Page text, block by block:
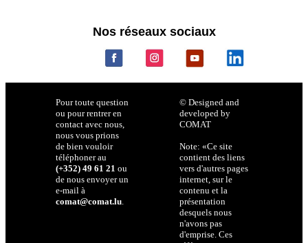
Nos réseaux sociaux
Pour toute question
ou pour rentrer en
contact avec nous,
nous vous prions
de bien vouloir
téléphoner au
(+352) 49 61 21 ou
de nous envoyer un
e-mail à
comat@comat.lu
© Designed and
developed by
COMAT
Note: «Ce site
contient des liens
vers d'autres pages
internet, sur le
contenu et la
présentation
desquels nous
n'avons pas
d'emprise. Ces